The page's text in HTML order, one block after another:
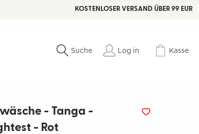
KOSTENLOSER VERSAND ÜBER 99 EUR
Suche Log in Kasse
- Tanga -
- Rot